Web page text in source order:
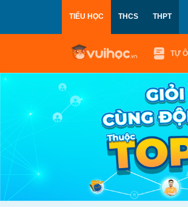
TIỂU HỌC THCS THPT
TỰ